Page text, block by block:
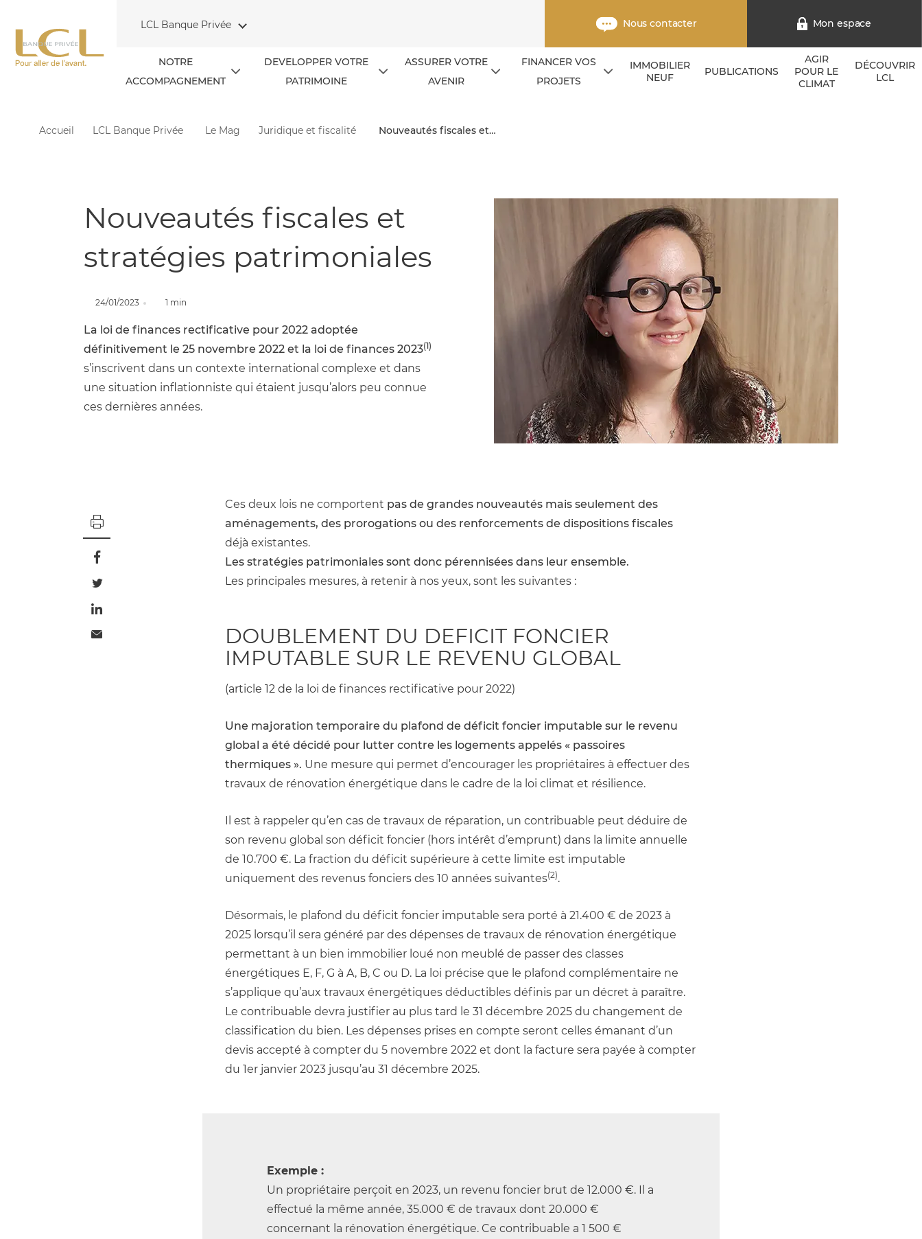
LCL Banque Privée Nous contacter Mon espace
NOTRE
ACCOMPAGNEMENT
DEVELOPPER VOTRE
PATRIMOINE
ASSURER VOTRE
AVENIR
FINANCER VOS
PROJETS
IMMOBILIER
NEUF
PUBLICATIONS
AGIR
POUR LE
CLIMAT
DÉCOUVRIR
LCL
Accueil LCL Banque Privée Le Mag Juridique et fiscalité Nouveautés fiscales et…
Nouveautés fiscales et
stratégies patrimoniales
24/01/2023 1 min
La loi de finances rectificative pour 2022 adoptée
définitivement le 25 novembre 2022 et la loi de finances 2023(1)
s’inscrivent dans un contexte international complexe et dans
une situation inflationniste qui étaient jusqu’alors peu connue
ces dernières années.
Ces deux lois ne comportent pas de grandes nouveautés mais seulement des
aménagements, des prorogations ou des renforcements de dispositions fiscales
déjà existantes.
Les stratégies patrimoniales sont donc pérennisées dans leur ensemble.
Les principales mesures, à retenir à nos yeux, sont les suivantes :
DOUBLEMENT DU DEFICIT FONCIER
IMPUTABLE SUR LE REVENU GLOBAL
(article 12 de la loi de finances rectificative pour 2022)
Une majoration temporaire du plafond de déficit foncier imputable sur le revenu
global a été décidé pour lutter contre les logements appelés « passoires
thermiques ». Une mesure qui permet d’encourager les propriétaires à effectuer des
travaux de rénovation énergétique dans le cadre de la loi climat et résilience.
Il est à rappeler qu’en cas de travaux de réparation, un contribuable peut déduire de
son revenu global son déficit foncier (hors intérêt d’emprunt) dans la limite annuelle
de 10.700 €. La fraction du déficit supérieure à cette limite est imputable
uniquement des revenus fonciers des 10 années suivantes(2).
Désormais, le plafond du déficit foncier imputable sera porté à 21.400 € de 2023 à
2025 lorsqu’il sera généré par des dépenses de travaux de rénovation énergétique
permettant à un bien immobilier loué non meublé de passer des classes
énergétiques E, F, G à A, B, C ou D. La loi précise que le plafond complémentaire ne
s’applique qu’aux travaux énergétiques déductibles définis par un décret à paraître.
Le contribuable devra justifier au plus tard le 31 décembre 2025 du changement de
classification du bien. Les dépenses prises en compte seront celles émanant d’un
devis accepté à compter du 5 novembre 2022 et dont la facture sera payée à compter
du 1er janvier 2023 jusqu’au 31 décembre 2025.
Exemple :
Un propriétaire perçoit en 2023, un revenu foncier brut de 12.000 €. Il a
effectué la même année, 35.000 € de travaux dont 20.000 €
concernant la rénovation énergétique. Ce contribuable a 1 500 €